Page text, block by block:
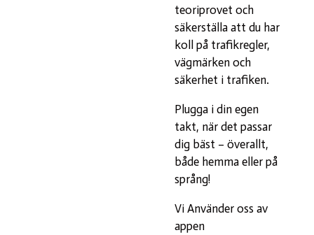
teoriprovet och
säkerställa att du har
koll på trafikregler,
vägmärken och
säkerhet i trafiken.
Plugga i din egen
takt, när det passar
dig bäst – överallt,
både hemma eller på
språng!
Vi Använder oss av
appen